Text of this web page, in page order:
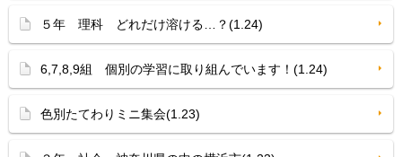
５年 理科 どれだけ溶ける…？(1.24)
6,7,8,9組 個別の学習に取り組んでいます！(1.24)
色別たてわりミニ集会(1.23)